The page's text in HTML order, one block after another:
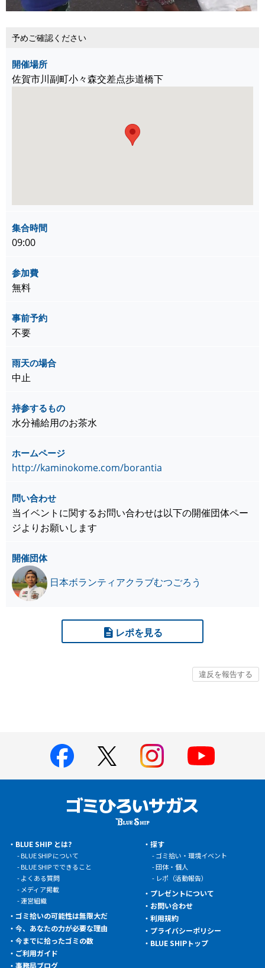
予めご確認ください
開催場所
佐賀市川副町小々森交差点歩道橋下
集合時間
09:00
参加費
無料
事前予約
不要
雨天の場合
中止
持参するもの
水分補給用のお茶水
ホームページ
http://kaminokome.com/borantia
問い合わせ
当イベントに関するお問い合わせは以下の開催団体ペー
ジよりお願いします
開催団体
日本ボランティアクラブむつごろう
レポを見る
BLUE SHIP とは?
BLUE SHIP について
BLUE SHIP でできること
よくある質問
メディア掲載
運営組織
ゴミ拾いの可能性は無限大だ
今、あなたの力が必要な理由
今までに拾ったゴミの数
ご利用ガイド
事務局ブログ
探す
ゴミ拾い・環境イベント
団体・個人
レポ（活動報告）
プレゼントについて
お問い合わせ
利用規約
プライバシーポリシー
BLUE SHIPトップ